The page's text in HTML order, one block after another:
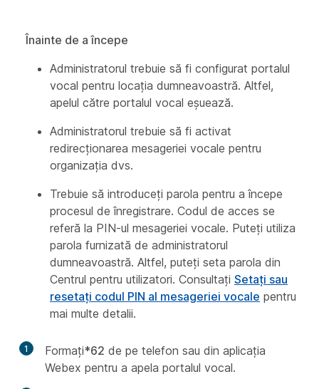
Înainte de a începe
Administratorul trebuie să fi configurat portalul
vocal pentru locația dumneavoastră. Altfel,
apelul către portalul vocal eșuează.
Administratorul trebuie să fi activat
redirecționarea mesageriei vocale pentru
organizația dvs.
Trebuie să introduceți parola pentru a începe
procesul de înregistrare. Codul de acces se
referă la PIN-ul mesageriei vocale. Puteți utiliza
parola furnizată de administratorul
dumneavoastră. Altfel, puteți seta parola din
Centrul pentru utilizatori. Consultați Setați sau
resetați codul PIN al mesageriei vocale pentru
mai multe detalii.
1 Formați*62 de pe telefon sau din aplicația
Webex pentru a apela portalul vocal.